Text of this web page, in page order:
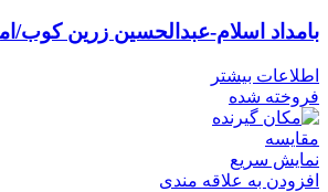
بامداد اسلام-عبدالحسين زرين کوب/
اطلاعات بیشتر
فروخته شده
مقايسه
نمایش سریع
افزودن به علاقه مندی